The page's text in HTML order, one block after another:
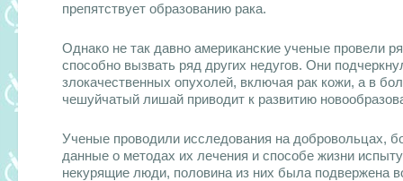
препятствует образованию рака.
Однако не так давно американские ученые провели
способно вызвать ряд других недугов. Они
злокачественных опухолей, включая рак кожи, а в
чешуйчатый лишай приводит к развитию
Ученые проводили исследования на добровольцах,
данные о методах их лечения и способе жизни
некурящие люди, половина из них была подвержена